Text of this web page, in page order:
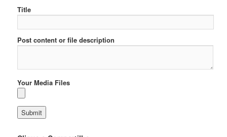
Title
Post content or file description
Your Media Files